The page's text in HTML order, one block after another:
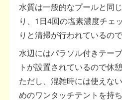
水質は一般的なプールと同
り、1日4回の塩素濃度チェ
りと清掃が行われているの
水辺にはパラソル付きテー
トが設置されているので休
ただし、混雑時には使えな
めのワンタッチテントを持